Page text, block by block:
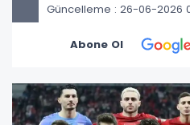
Güncelleme : 26-06-2026
Abone Ol